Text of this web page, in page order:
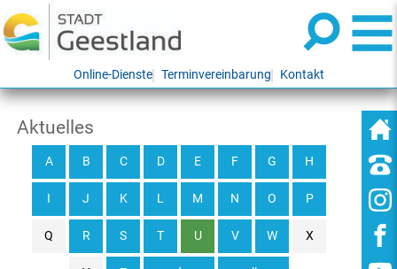
Online-Dienste Terminvereinbarung Kontakt
Aktuelles
A B C D E F G H
I J K L M N O P
Q R S T U V W X